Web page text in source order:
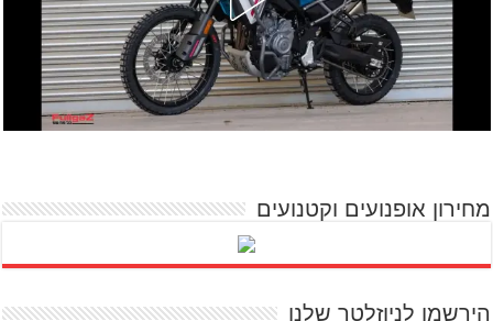
מחירון אופנועים וקטנועים
הירשמו לניוזלטר שלנו